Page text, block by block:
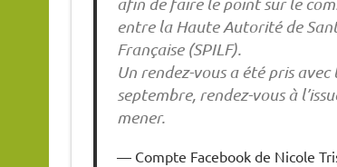
entre la Haute Autorité de
Française (SPILF).
Un rendez-vous a été pris
septembre, rendez-vous à
mener.
Compte Facebook de Nicole